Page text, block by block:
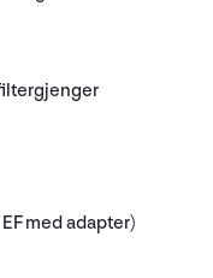
med adapter)